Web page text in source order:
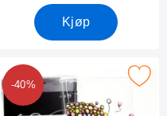
Kjøp
(G8141) som favoritt
-40%
Sony Xperia